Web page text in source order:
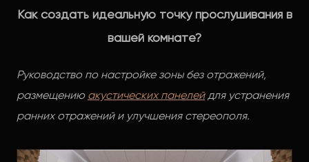
Как создать идеальную точку прослушивания в
вашей комнате?
Руководство по настройке зоны без отражений,
размещению акустических панелейдля устранения
ранних отражений и улучшения стереополя.